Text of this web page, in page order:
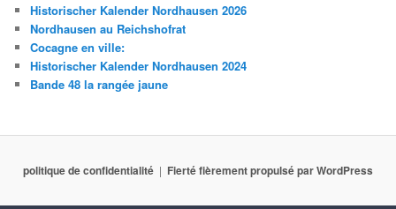
Historischer Kalender Nordhausen 2026
Nordhausen au Reichshofrat
Cocagne en ville:
Historischer Kalender Nordhausen 2024
Bande 48 la rangée jaune
politique de confidentialité Fierté fièrement propulsé par WordPress